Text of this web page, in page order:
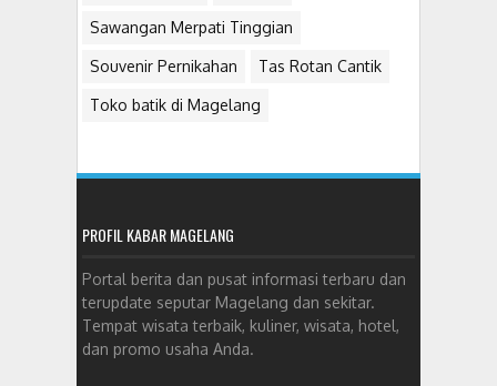
Sawangan Merpati Tinggian
Souvenir Pernikahan Tas Rotan Cantik
Toko batik di Magelang
PROFIL KABAR MAGELANG
Portal berita dan pusat informasi terbaru dan
terupdate seputar Magelang dan sekitar.
Tempat wisata terbaik, kuliner, wisata, hotel,
dan promo usaha Anda.